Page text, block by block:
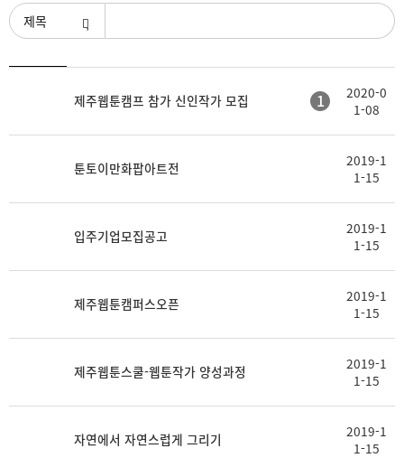
검색조건
제주웹툰캠프 참가 신인작가 모집 1
2020-0
1-08
툰토이만화팝아트전
2019-1
1-15
입주기업모집공고
2019-1
1-15
제주웹툰캠퍼스오픈
2019-1
1-15
제주웹툰스쿨-웹툰작가 양성과정
2019-1
1-15
자연에서 자연스럽게 그리기
2019-1
1-15